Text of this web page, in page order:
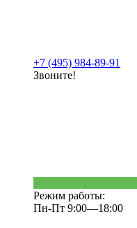
+7 (495) 984-89-91
Звоните!
Режим работы:
Пн-Пт 9:00—18:00